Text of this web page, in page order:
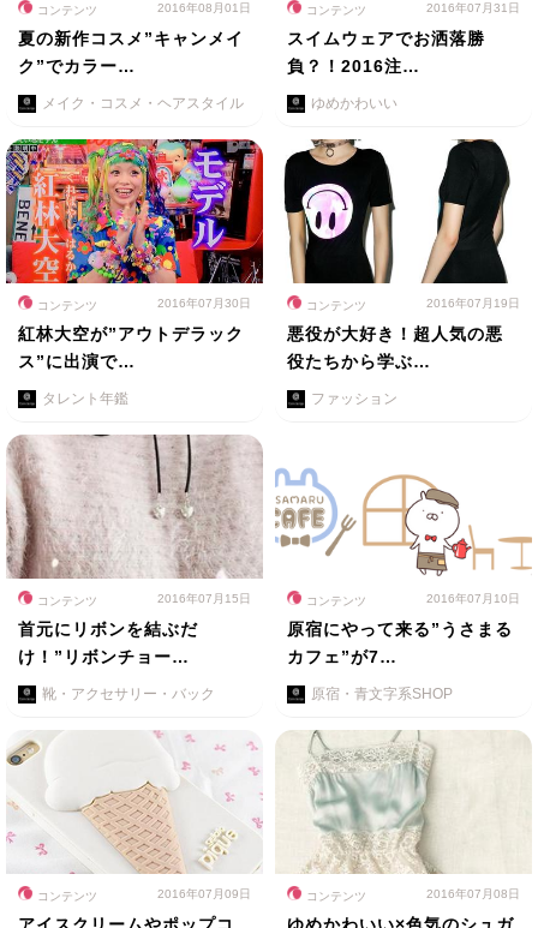
コンテンツ 2016年08月01日
夏の新作コスメ”キャンメイ
ク”でカラー…
メイク・コスメ・ヘアスタイル
コンテンツ 2016年07月31日
スイムウェアでお洒落勝
負？！2016注…
ゆめかわいい
コンテンツ 2016年07月30日
紅林大空が”アウトデラック
ス”に出演で…
タレント年鑑
コンテンツ 2016年07月19日
悪役が大好き！超人気の悪
役たちから学ぶ…
ファッション
コンテンツ 2016年07月15日
首元にリボンを結ぶだ
け！”リボンチョー…
靴・アクセサリー・バック
コンテンツ 2016年07月10日
原宿にやって来る”うさまる
カフェ”が7…
原宿・青文字系SHOP
コンテンツ 2016年07月09日
アイスクリームやポップコ
コンテンツ 2016年07月08日
ゆめかわいい×色気のシュガ